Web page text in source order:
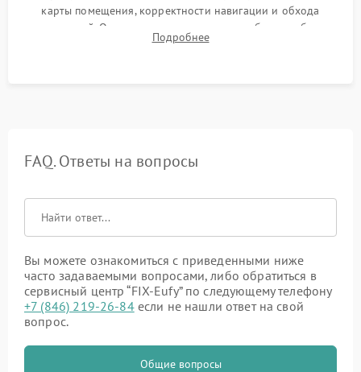
карты помещения, корректности навигации и обхода
препятствий. Оценка силы всасывания и работы турбины.
Тестирование автоматического возврата на док-станцию и
Подробнее
FAQ. Ответы на вопросы
Вы можете ознакомиться с приведенными ниже
часто задаваемыми вопросами, либо обратиться в
сервисный центр “FIX-Eufy” по следующему телефону
+7 (846) 219-26-84если не нашли ответ на свой
вопрос.
Общие вопросы